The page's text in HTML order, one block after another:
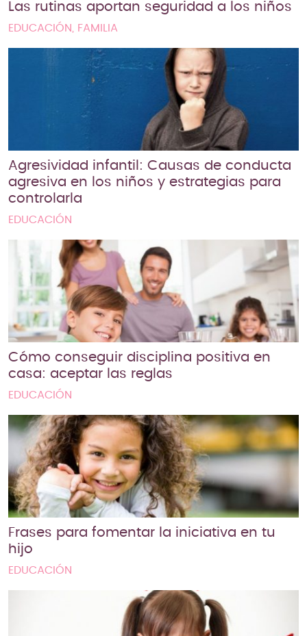
Las rutinas aportan seguridad a los niños
EDUCACIÓN, FAMILIA
Agresividad infantil: Causas de conducta
agresiva en los niños y estrategias para
controlarla
EDUCACIÓN
Cómo conseguir disciplina positiva en
casa: aceptar las reglas
EDUCACIÓN
Frases para fomentar la iniciativa en tu
hijo
EDUCACIÓN